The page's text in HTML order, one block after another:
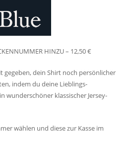
HINZU – 12,50 €
gegeben, dein Shirt noch persönlicher
indem du deine Lieblings-
wunderschöner klassischer Jersey-
wählen und diese zur Kasse im